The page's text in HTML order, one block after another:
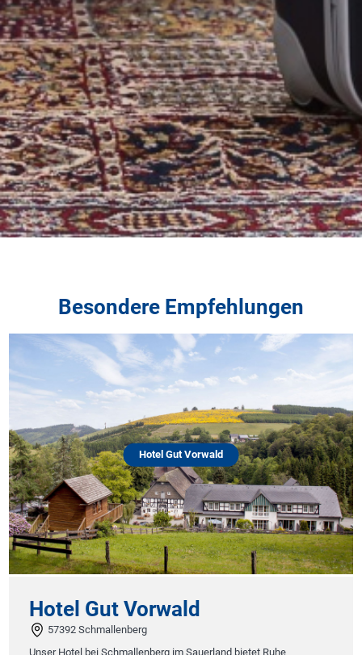
Besondere Empfehlungen
Hotel Gut Vorwald
Gut Vorwald
Schmallenberg
bei Schmallenberg im Sauerland bietet Ruhe
23774
Komfort
Hotel
besten